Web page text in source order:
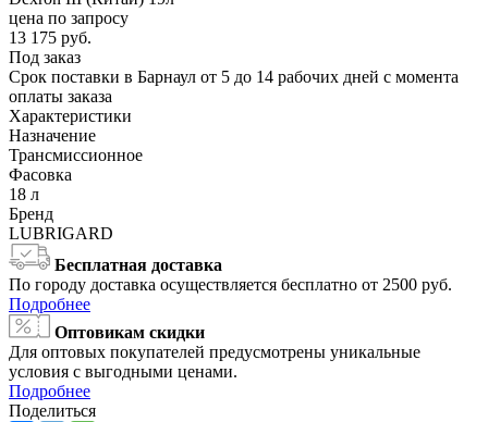
цена по запросу
13 175 руб.
Под заказ
Срок поставки в Барнаул от 5 до 14 рабочих дней с момента
оплаты заказа
Характеристики
Назначение
Трансмиссионное
Фасовка
18 л
Бренд
LUBRIGARD
Бесплатная доставка
По городу доставка осуществляется бесплатно от 2500 руб.
Подробнее
Оптовикам скидки
Для оптовых покупателей предусмотрены уникальные
условия с выгодными ценами.
Подробнее
Поделиться